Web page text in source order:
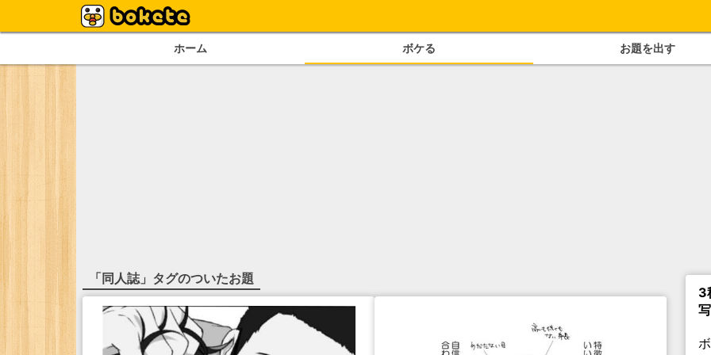
ホーム ボケる お題を出す
「同人誌 」タグのついたお題
3